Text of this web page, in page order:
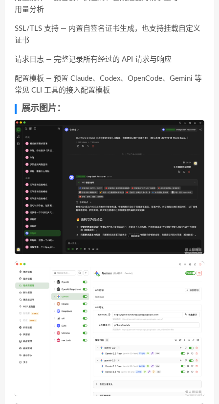
用量分析
SSL/TLS 支持 — 内置自签名证书生成，也支持挂载自定义
证书
请求日志 — 完整记录所有经过的 API 请求与响应
配置模板 — 预置 Claude、Codex、OpenCode、Gemini 等
常见 CLI 工具的接入配置模板
展示图片：